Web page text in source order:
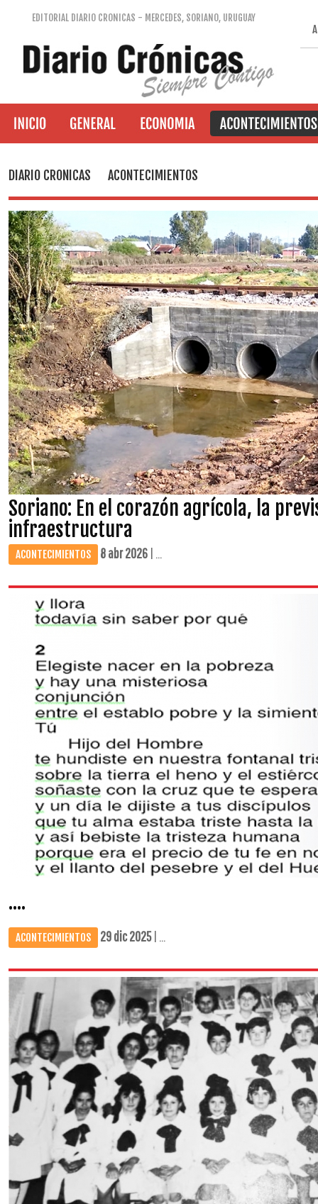
EDITORIAL DIARIO CRONICAS - MERCEDES, SORIANO, URUGUAY
DIARIO CRONICAS ACONTECIMIENTOS
Soriano: En el corazón agrícola, la
infraestructura
ACONTECIMIENTOS 8 abr 2026 | ...
....
ACONTECIMIENTOS 29 dic 2025| ...